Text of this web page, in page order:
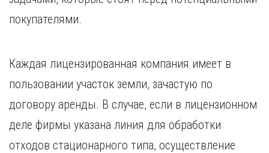
покупателями.
Каждая лицензированная компания имеет в
пользовании участок земли, зачастую по
договору аренды. В случае, если в лицензионном
деле фирмы указана линия для обработки
отходов стационарного типа, осуществление